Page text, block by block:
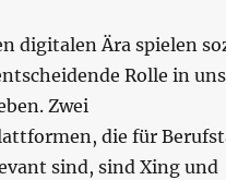
digitalen Ära spielen
Rolle in
Zwei
die für
sind, sind Xing und